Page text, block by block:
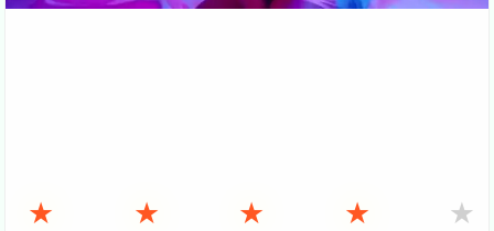
★ ★ ★ ★ ★